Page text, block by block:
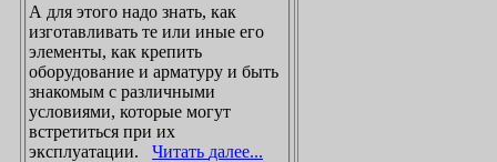
А для этого надо знать, как
изготавливать те или иные его
элементы, как крепить
оборудование и арматуру и быть
знакомым с различными
условиями, которые могут
встретиться при их
эксплуатации.
Читать далее...